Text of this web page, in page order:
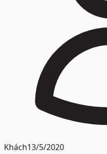
Khách13/5/2020